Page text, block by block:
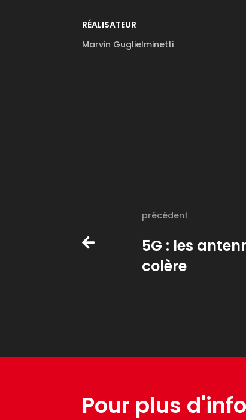
RÉALISATEUR
Marvin Guglielminetti
précédent
5G : les
colère
Pour plus